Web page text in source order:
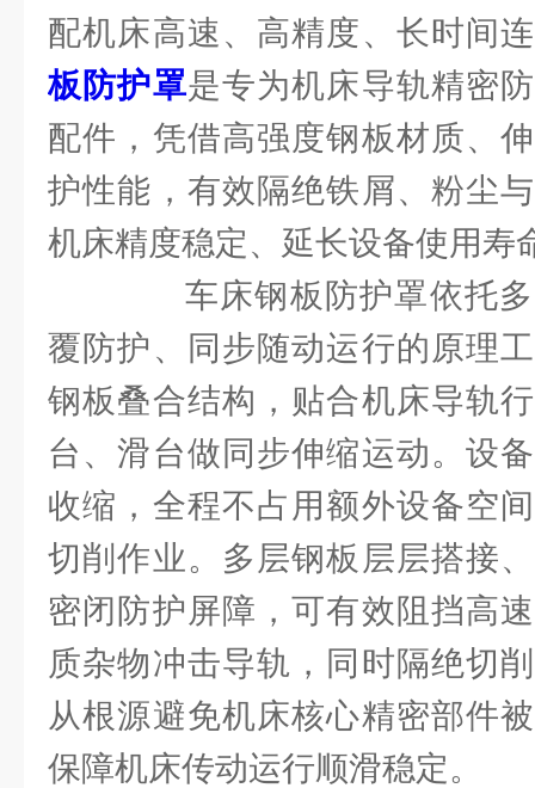
配机床高速、高精度、长时间
板防护罩是专为机床导轨精密
配件，凭借高强度钢板材质、
护性能，有效隔绝铁屑、粉尘
机床精度稳定、延长设备使用寿
车床钢板防护罩依托多
覆防护、同步随动运行的原理
钢板叠合结构，贴合机床导轨
台、滑台做同步伸缩运动。设
收缩，全程不占用额外设备空
切削作业。多层钢板层层搭接
密闭防护屏障，可有效阻挡高
质杂物冲击导轨，同时隔绝切
从根源避免机床核心精密部件
保障机床传动运行顺滑稳定。